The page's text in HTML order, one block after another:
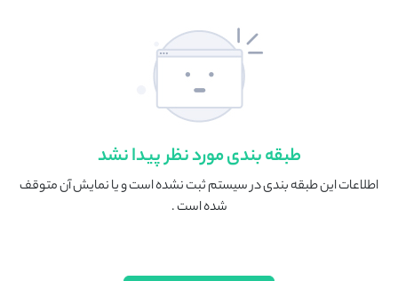
طبقه بندی مورد نظر پیدا نشد
اطلاعات این طبقه بندی در سیستم ثبت نشده است و یا نمایش آن متوقف
شده است .